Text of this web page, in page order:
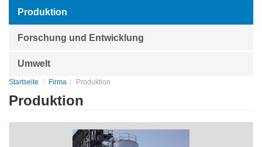
Produktion
Forschung und Entwicklung
Umwelt
Startseite Firma Produktion
Produktion